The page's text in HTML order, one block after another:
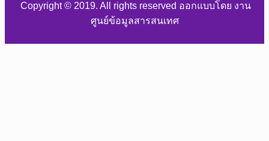
Copyright © 2019. All rights reserved ออกแบบโดย งาน
ศูนย์ข้อมูลสารสนเทศ